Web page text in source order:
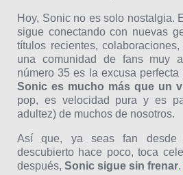
Hoy, Sonic no es solo nostalgia.
sigue conectando con nuevas
títulos recientes,
una comunidad de fans muy
número 35 es la excusa
Sonic es mucho más que un
pop, es velocidad pura y es
adultez) de muchos de nosotros.
Así que, ya seas fan
descubierto hace poco, toca
después, Sonic sigue sin frenar.